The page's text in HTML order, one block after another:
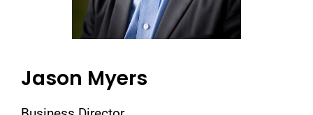
Jason Myers